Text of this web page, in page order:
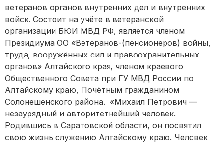
ветеранов органов внутренних дел и внутренних
войск. Состоит на учёте в ветеранской
организации БЮИ МВД РФ, является членом
Президиума ОО «Ветеранов-(пенсионеров) войны,
труда, вооружённых сил и правоохранительных
органов» Алтайского края, членом краевого
Общественного Совета при ГУ МВД России по
Алтайскому краю, Почётным гражданином
Солонешенского района. «Михаил Петрович —
незаурядный и авторитетнейший человек.
Родившись в Саратовской области, он посвятил
свою жизнь служению Алтайскому краю. Человек